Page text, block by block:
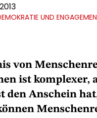
UND
von
ist komplexer,
den Anschein